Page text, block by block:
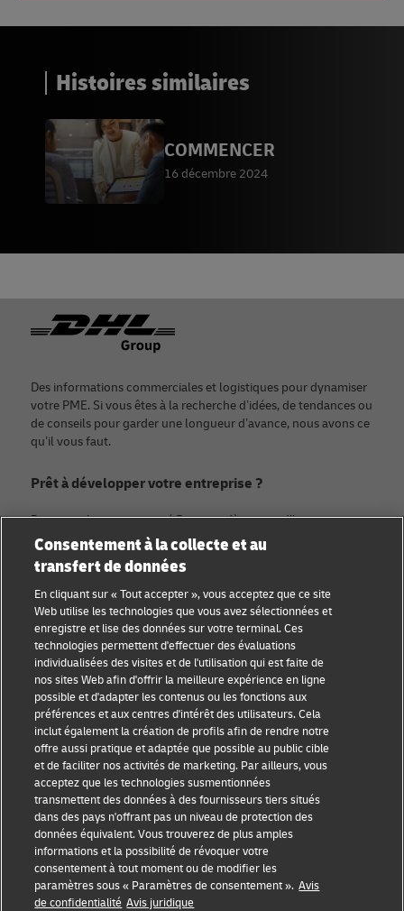
Histoires similaires
COMMENCER
16 décembre 2024
Footer
Des informations commerciales et logistiques pour dynamiser
votre PME. Si vous êtes à la recherche d’idées, de tendances ou
de conseils pour garder une longueur d’avance, nous avons ce
qu’il vous faut.
Prêt à développer votre entreprise ?
Rejoignez la communauté Discover dès aujourd’hui.
Catégories
Conseils aux petites
entreprises
Conseil e-commerce
Conseil B2B
Conseil logistique
Actualités et
perspectives
Expédition avec DHL
À propos de DHL
Contact
Centre de presse
Durabilité
Mentions légales
Conditions d’utilisation
Vie privée
Cookie Settings
Suivez-nous
Consentement à la collecte et au
transfert de données
En cliquant sur « Tout accepter », vous acceptez que ce site
Web utilise les technologies que vous avez sélectionnées et
enregistre et lise des données sur votre terminal. Ces
technologies permettent d'effectuer des évaluations
individualisées des visites et de l'utilisation qui est faite de
nos sites Web afin d'offrir la meilleure expérience en ligne
possible et d'adapter les contenus ou les fonctions aux
préférences et aux centres d'intérêt des utilisateurs. Cela
inclut également la création de profils afin de rendre notre
offre aussi pratique et adaptée que possible au public cible
et de faciliter nos activités de marketing. Par ailleurs, vous
acceptez que les technologies susmentionnées
transmettent des données à des fournisseurs tiers situés
dans des pays n'offrant pas un niveau de protection des
données équivalent. Vous trouverez de plus amples
informations et la possibilité de révoquer votre
consentement à tout moment ou de modifier les
paramètres sous « Paramètres de consentement ». Avis
de confidentialité Avis juridique